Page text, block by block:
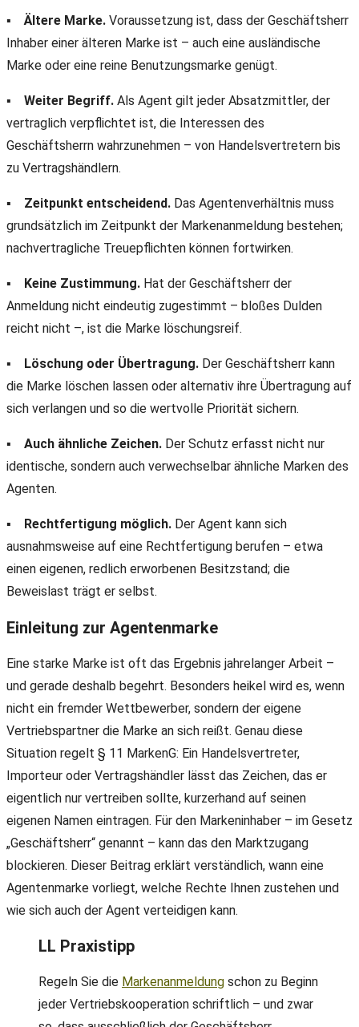
▪Ältere Marke. Voraussetzung ist, dass der Geschäftsherr
Inhaber einer älteren Marke ist – auch eine ausländische
Marke oder eine reine Benutzungsmarke genügt.
▪ Weiter Begriff. Als Agent gilt jeder Absatzmittler, der
vertraglich verpflichtet ist, die Interessen des
Geschäftsherrn wahrzunehmen – von Handelsvertretern bis
zu Vertragshändlern.
▪ Zeitpunkt entscheidend. Das Agentenverhältnis muss
grundsätzlich im Zeitpunkt der Markenanmeldung bestehen;
nachvertragliche Treuepflichten können fortwirken.
▪ Keine Zustimmung. Hat der Geschäftsherr der
Anmeldung nicht eindeutig zugestimmt – bloßes Dulden
reicht nicht –, ist die Marke löschungsreif.
▪ Löschung oder Übertragung. Der Geschäftsherr kann
die Marke löschen lassen oder alternativ ihre Übertragung auf
sich verlangen und so die wertvolle Priorität sichern.
▪ Auch ähnliche Zeichen. Der Schutz erfasst nicht nur
identische, sondern auch verwechselbar ähnliche Marken des
Agenten.
▪ Rechtfertigung möglich. Der Agent kann sich
ausnahmsweise auf eine Rechtfertigung berufen – etwa
einen eigenen, redlich erworbenen Besitzstand; die
Beweislast trägt er selbst.
Einleitung zur Agentenmarke
Eine starke Marke ist oft das Ergebnis jahrelanger Arbeit –
und gerade deshalb begehrt. Besonders heikel wird es, wenn
nicht ein fremder Wettbewerber, sondern der eigene
Vertriebspartner die Marke an sich reißt. Genau diese
Situation regelt § 11 MarkenG: Ein Handelsvertreter,
Importeur oder Vertragshändler lässt das Zeichen, das er
eigentlich nur vertreiben sollte, kurzerhand auf seinen
eigenen Namen eintragen. Für den Markeninhaber – im Gesetz
„Geschäftsherr“ genannt – kann das den Marktzugang
blockieren. Dieser Beitrag erklärt verständlich, wann eine
Agentenmarke vorliegt, welche Rechte Ihnen zustehen und
wie sich auch der Agent verteidigen kann.
LL Praxistipp
Regeln Sie die Markenanmeldung schon zu Beginn
jeder Vertriebskooperation schriftlich – und zwar